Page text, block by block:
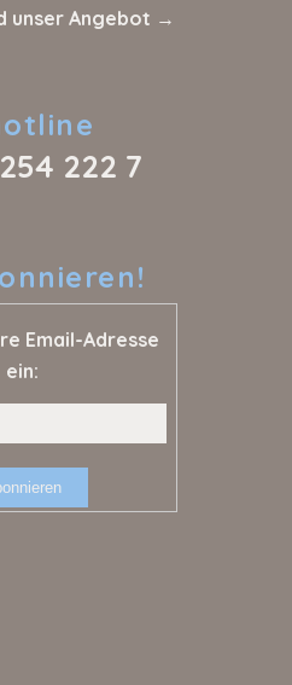
unser Angebot →
222 7
Email-Adresse
ein: